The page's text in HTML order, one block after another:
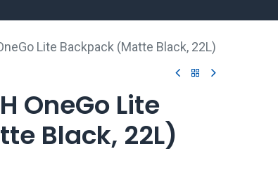
Lite Backpack (Matte Black, 22L)
OneGo Lite
Black, 22L)